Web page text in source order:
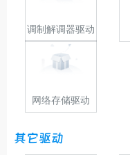
调制解调器驱动
网络存储驱动
其它驱动